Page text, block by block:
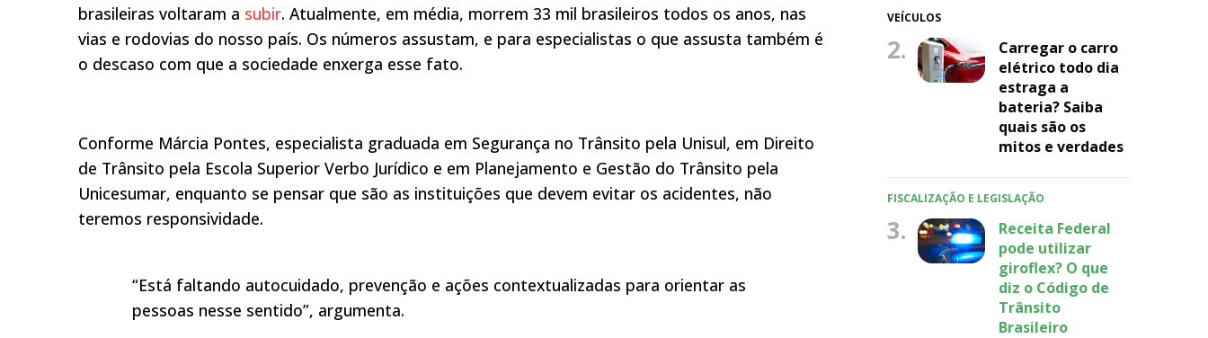
brasileiras voltaram a subir. Atualmente, em média, morrem 33 mil brasileiros todos os anos, nas
vias e rodovias do nosso país. Os números assustam, e para especialistas o que assusta também é
o descaso com que a sociedade enxerga esse fato.
Conforme Márcia Pontes, especialista graduada em Segurança no Trânsito pela Unisul, em Direito
de Trânsito pela Escola Superior Verbo Jurídico e em Planejamento e Gestão do Trânsito pela
Unicesumar, enquanto se pensar que são as instituições que devem evitar os acidentes, não
teremos responsividade.
“Está faltando autocuidado, prevenção e ações contextualizadas para orientar as
pessoas nesse sentido”, argumenta.
VEÍCULOS
2.
Carregar o carro
elétrico todo dia
estraga a
bateria? Saiba
quais são os
mitos e verdades
FISCALIZAÇÃO E LEGISLAÇÃO
3.
Receita Federal
pode utilizar
giroflex? O que
diz o Código de
Trânsito
Brasileiro